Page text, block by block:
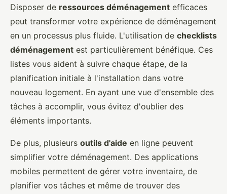
Disposer de ressources déménagement efficaces
peut transformer votre expérience de déménagement
en un processus plus fluide. L'utilisation de checklists
déménagement est particulièrement bénéfique. Ces
listes vous aident à suivre chaque étape, de la
planification initiale à l'installation dans votre
nouveau logement. En ayant une vue d'ensemble des
tâches à accomplir, vous évitez d'oublier des
éléments importants.
De plus, plusieurs outils d'aide en ligne peuvent
simplifier votre déménagement. Des applications
mobiles permettent de gérer votre inventaire, de
planifier vos tâches et même de trouver des